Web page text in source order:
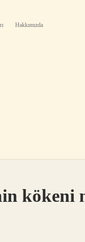
Hakkımızda
kökeni